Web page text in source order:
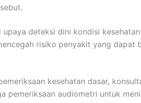
deteksi dini kondisi
risiko penyakit yang dapat
kesehatan dasar,
pemeriksaan audiometri untuk